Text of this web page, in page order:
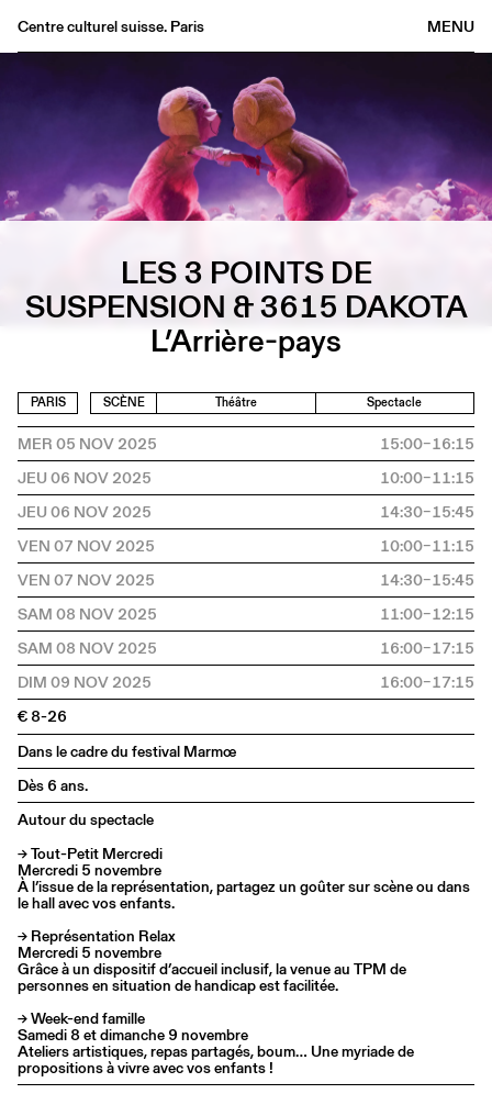
MENU
Centre culturel suisse. Paris
Médiathèque
FR/EN
LES 3 POINTS DE
SUSPENSION & 3615 DAKOTA
L’Arrière-pays
PARIS SCÈNE Théâtre Spectacle
MER 05 NOV 2025
15:00–16:15
JEU 06 NOV 2025
10:00–11:15
JEU 06 NOV 2025
14:30–15:45
VEN 07 NOV 2025
10:00–11:15
VEN 07 NOV 2025
14:30–15:45
SAM 08 NOV 2025
11:00–12:15
SAM 08 NOV 2025
16:00–17:15
DIM 09 NOV 2025
16:00–17:15
€ 8-26
Dans le cadre du festival Marmœ
Dès 6 ans.
Autour du spectacle
→ Tout-Petit Mercredi
Mercredi 5 novembre
À l’issue de la représentation, partagez un goûter sur scène ou dans
le hall avec vos enfants.
→ Représentation Relax
Mercredi 5 novembre
Grâce à un dispositif d’accueil inclusif, la venue au TPM de
personnes en situation de handicap est facilitée.
→ Week-end famille
Samedi 8 et dimanche 9 novembre
Ateliers artistiques, repas partagés, boum… Une myriade de
propositions à vivre avec vos enfants !